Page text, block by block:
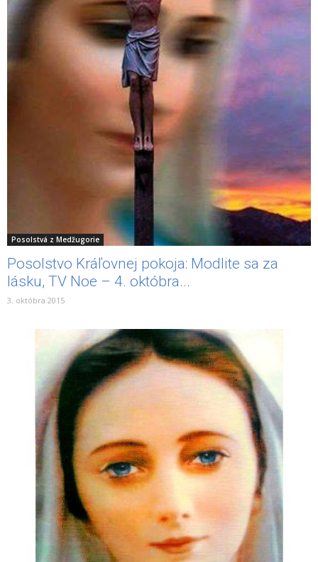
Posolstvá z Medžugorie
Posolstvo Kráľovnej pokoja: Modlite sa za
lásku, TV Noe – 4. októbra...
3. októbra 2015